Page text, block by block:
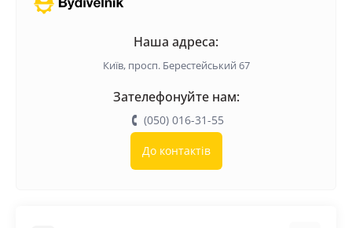
Наша адреса:
Київ, просп. Берестейський 67
Зателефонуйте нам:
(050) 016-31-55
До контактів